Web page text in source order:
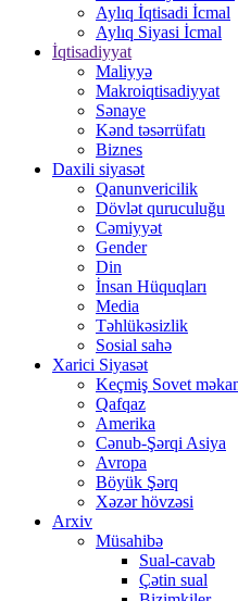
Aylıq İqtisadi İcmal
Aylıq Siyasi İcmal
İqtisadiyyat
Maliyyə
Makroiqtisadiyyat
Sənaye
Kənd təsərrüfatı
Biznes
Daxili siyasət
Qanunvericilik
Dövlət quruculuğu
Cəmiyyət
Gender
Din
İnsan Hüquqları
Media
Təhlükəsizlik
Sosial sahə
Xarici Siyasət
Keçmiş Sovet
Qafqaz
Amerika
Cənub-Şərqi Asiya
Avropa
Böyük Şərq
Xəzər hövzəsi
Arxiv
Müsahibə
Sual-cavab
Çətin sual